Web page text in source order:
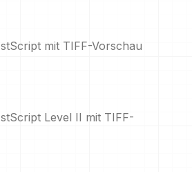
mit TIFF-Vorschau
Level II mit TIFF-